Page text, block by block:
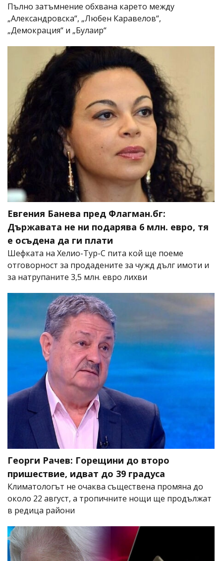
Пълно затъмнение обхвана карето между
„Александровска“, „Любен Каравелов“,
„Демокрация“ и „Булаир“
Евгения Банева пред Флагман.бг:
Държавата не ни подарява 6 млн. евро, тя
е осъдена да ги плати
Шефката на Хелио-Тур-С пита кой ще поеме
отговорност за продадените за чужд дълг имоти и
за натрупаните 3,5 млн. евро лихви
Георги Рачев: Горещини до второ
пришествие, идват до 39 градуса
Климатологът не очаква съществена промяна до
около 22 август, а тропичните нощи ще продължат
в редица райони